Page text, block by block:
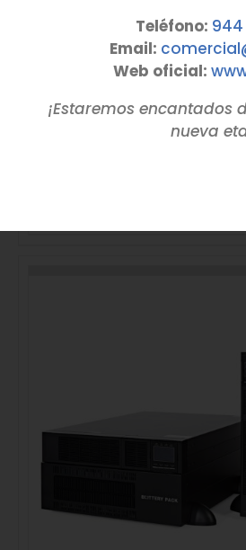
SAI Monofásico Online Digital
Teléfono: 944
Email:
Web oficial:
¡Estaremos encantados
nueva